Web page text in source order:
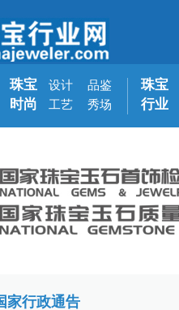
珠宝
时尚
设计
工艺
品鉴
秀场
珠宝
行业
家行政通告